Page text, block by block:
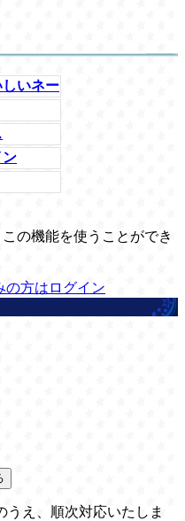
しいネー
ン
の機能を使うことができ
の方はログイン
うえ、順次対応いたしま